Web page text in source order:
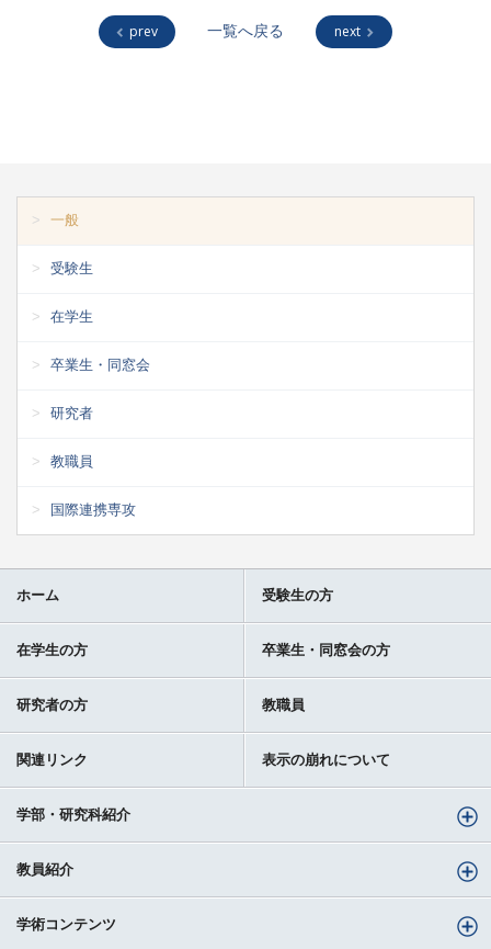
prev 一覧へ戻る next
一般
受験生
在学生
卒業生・同窓会
研究者
教職員
国際連携専攻
ホーム 受験生の方
在学生の方 卒業生・同窓会の方
研究者の方 教職員
関連リンク 表示の崩れについて
学部・研究科紹介
教員紹介
学術コンテンツ